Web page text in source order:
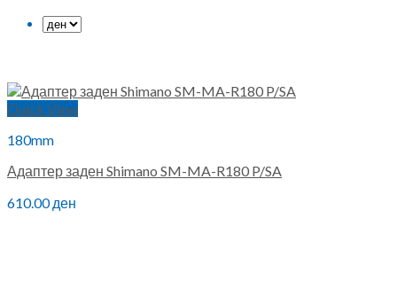
Quick View
180mm
Адаптер заден Shimano SM-MA-R180 P/SA
610.00ден